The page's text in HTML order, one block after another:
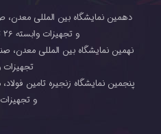
دهمین نمایشگاه بین المللی معدن،
و تجهیزات وابسته ۲۶ تا ۲۹ مرداد ماه ۱۴۰۵
نهمین نمایشگاه بین المللی معدن،
تجهیزات
پنجمین نمایشگاه زنجیره تامین
و